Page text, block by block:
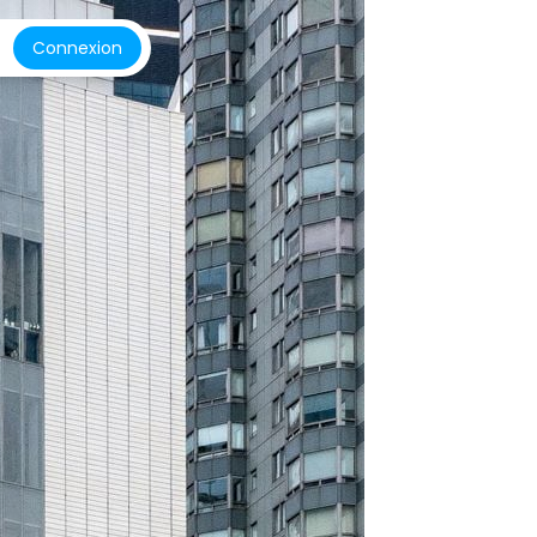
Connexion